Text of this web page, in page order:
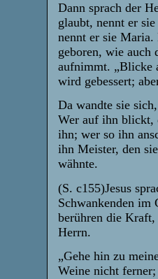
Dann sprach der
glaubt, nennt er
nennt er sie Maria.
geboren, wie auch
aufnimmt. „Blicke
wird gebessert;
Da wandte sie
Wer auf ihn blickt,
ihn; wer so ihn
ihn Meister, den
wähnte.
(S. c155)Jesus
Schwankenden im
berühren die
Herrn.
„Gehe hin zu
Weine nicht